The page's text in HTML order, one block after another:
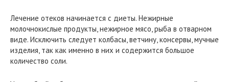
Лечение отеков начинается с диеты. Нежирные
молочнокислые продукты, нежирное мясо, рыба в отварном
виде. Исключить следует колбасы, ветчину, консервы, мучные
изделия, так как именно в них и содержится большое
количество соли.